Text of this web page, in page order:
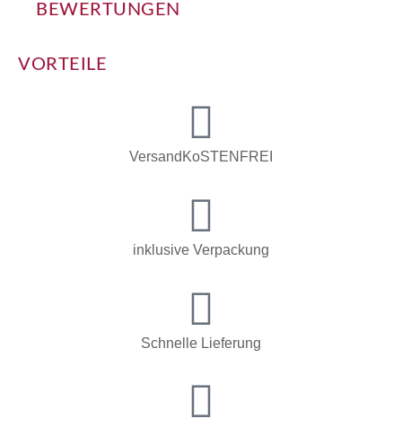
BEWERTUNGEN
VORTEILE
VersandKoSTENFREI
inklusive Verpackung
Schnelle Lieferung